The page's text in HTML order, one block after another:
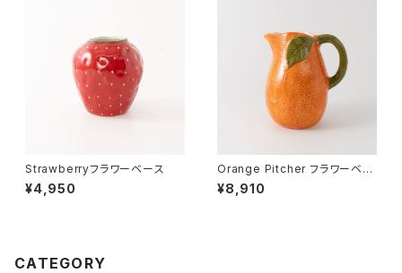
Strawberryフラワーベース
¥4,950
Orange Pitcher フラワーベー
ス
¥8,910
CATEGORY